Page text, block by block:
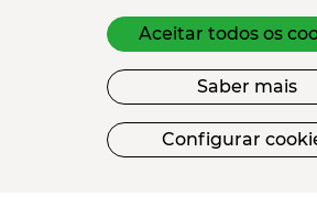
FINANCIAMENTO
Aceitar todos os
Saber mais
Configurar